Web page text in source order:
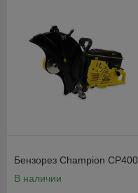
Бензорез Champion CP400
В наличии